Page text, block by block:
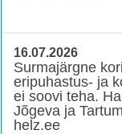
16.07.2026
Surmajärgne
eripuhastus- ja
ei soovi teha.
Jõgeva ja
helz.ee